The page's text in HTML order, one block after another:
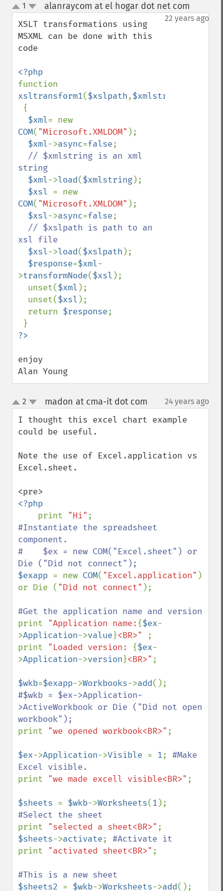
up
down
1 alanraycom at el hogar dot net com
22 years ago
XSLT transformations using
MSXML can be done with this
code
xsltransform1($xslpath,$xmlstring
$xml
COM( "Microsoft.XMLDOM" );
$xml->async=false;
// $xmlstring is an xml
string
$xml->load($xmlstring);
$xsl
COM( "Microsoft.XMLDOM" );
$xsl->async=false;
// $xslpath is path to an
xsl file
$xsl->load($xslpath );
$response=$xml-
>transformNode($xsl );
  unset(
$xml );
  unset(
$xsl );
  return
$response;
enjoy
Alan Young
up
down
2 madon at cma-it dot com 24 years ago
I thought this excel chart example
could be useful.
Note the use of Excel.application vs
Excel.sheet.
<?php
print "Hi"
#Instantiate the spreadsheet
component.
#    $ex = new COM("Excel.sheet") or
$exapp = new COM( "Excel.application" )
or Die ( "Did not connect" );
print "Application name: {$ex-
>Application->value}<BR>"
;
print "Loaded version: {$ex-
>Application->version}<BR>" ;
$wkb=$exapp->Workbooks->add
#$wkb = $ex->Application-
>ActiveWorkbook or Die ("Did not open
print "we opened workbook<BR>" ;
$ex->Application->Visible = 1; #Make
print "we made excell visible<BR>" ;
$sheets = $wkb->Worksheets(1
print "selected a sheet<BR>"
$sheets->activate;
print "activated sheet<BR>" ;
$sheets2 = $wkb->Worksheets->add